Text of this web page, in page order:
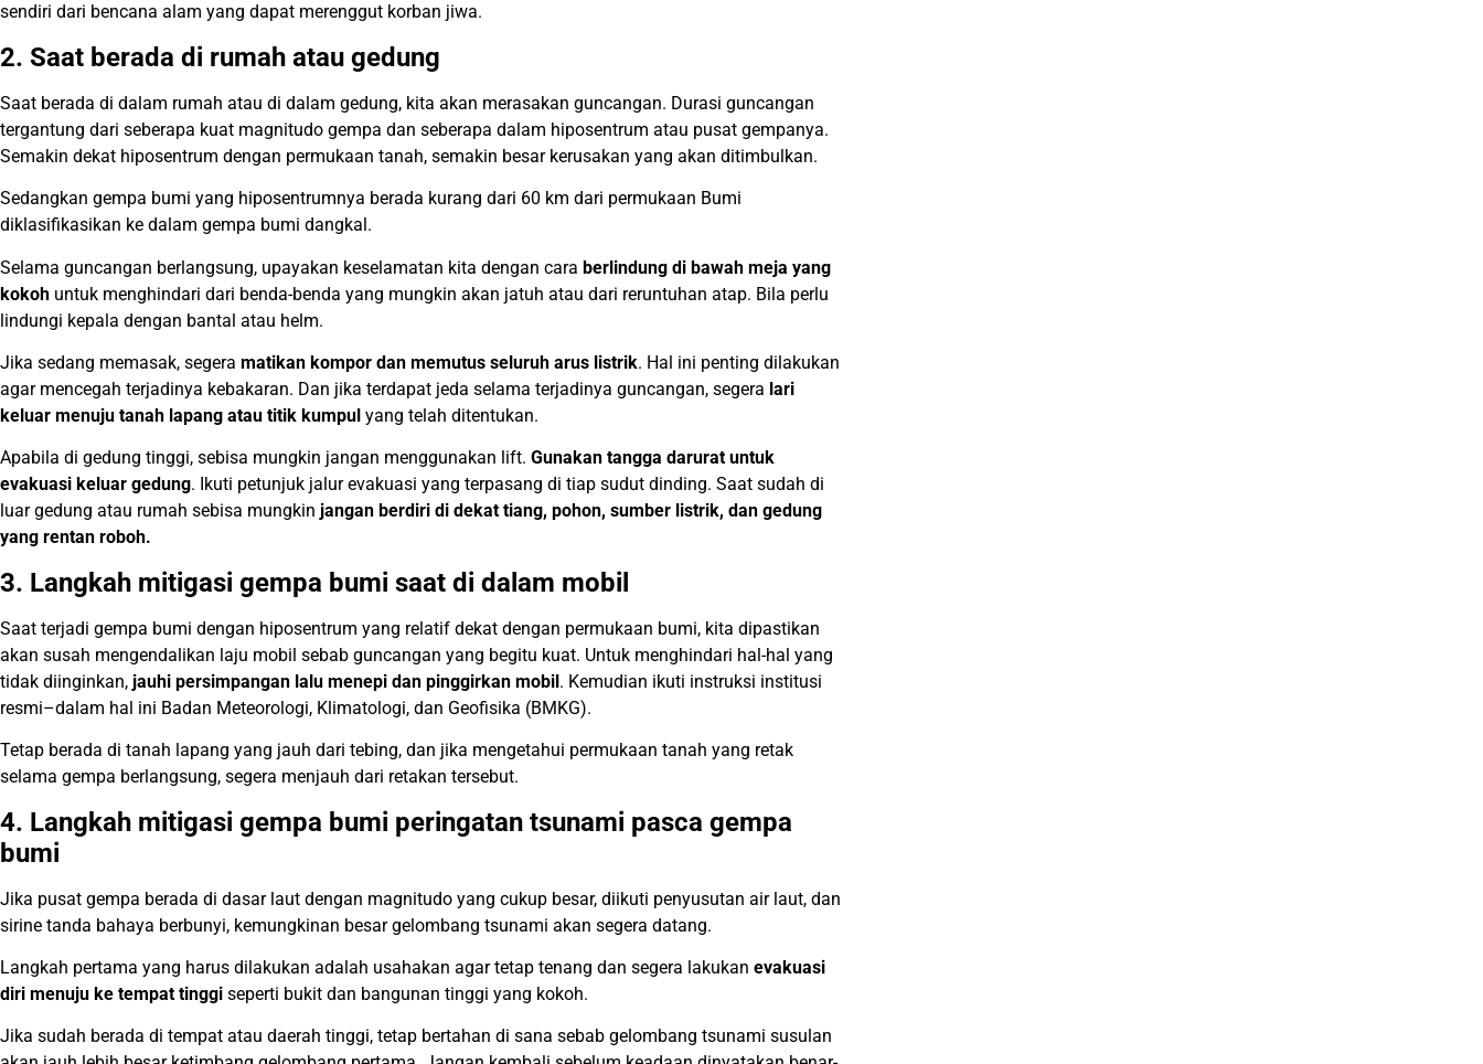
sendiri dari bencana alam yang dapat merenggut korban jiwa.
2. Saat berada di rumah atau gedung
Saat berada di dalam rumah atau di dalam gedung, kita akan merasakan guncangan. Durasi guncangan
tergantung dari seberapa kuat magnitudo gempa dan seberapa dalam hiposentrum atau pusat gempanya.
Semakin dekat hiposentrum dengan permukaan tanah, semakin besar kerusakan yang akan ditimbulkan.
Sedangkan gempa bumi yang hiposentrumnya berada kurang dari 60 km dari permukaan Bumi
diklasifikasikan ke dalam gempa bumi dangkal.
Selama guncangan berlangsung, upayakan keselamatan kita dengan cara berlindung di bawah meja yang
kokoh untuk menghindari dari benda-benda yang mungkin akan jatuh atau dari reruntuhan atap. Bila perlu
lindungi kepala dengan bantal atau helm.
Jika sedang memasak, segera matikan kompor dan memutus seluruh arus listrik. Hal ini penting dilakukan
agar mencegah terjadinya kebakaran. Dan jika terdapat jeda selama terjadinya guncangan, segera lari
keluar menuju tanah lapang atau titik kumpul yang telah ditentukan.
Apabila di gedung tinggi, sebisa mungkin jangan menggunakan lift. Gunakan tangga darurat untuk
evakuasi keluar gedung. Ikuti petunjuk jalur evakuasi yang terpasang di tiap sudut dinding. Saat sudah di
luar gedung atau rumah sebisa mungkin jangan berdiri di dekat tiang, pohon, sumber listrik, dan gedung
yang rentan roboh.
3. Langkah mitigasi gempa bumi saat di dalam mobil
Saat terjadi gempa bumi dengan hiposentrum yang relatif dekat dengan permukaan bumi, kita dipastikan
akan susah mengendalikan laju mobil sebab guncangan yang begitu kuat. Untuk menghindari hal-hal yang
tidak diinginkan, jauhi persimpangan lalu menepi dan pinggirkan mobil. Kemudian ikuti instruksi institusi
resmi–dalam hal ini Badan Meteorologi, Klimatologi, dan Geofisika (BMKG).
Tetap berada di tanah lapang yang jauh dari tebing, dan jika mengetahui permukaan tanah yang retak
selama gempa berlangsung, segera menjauh dari retakan tersebut.
4. Langkah mitigasi gempa bumi peringatan tsunami pasca gempa
bumi
Jika pusat gempa berada di dasar laut dengan magnitudo yang cukup besar, diikuti penyusutan air laut, dan
sirine tanda bahaya berbunyi, kemungkinan besar gelombang tsunami akan segera datang.
Langkah pertama yang harus dilakukan adalah usahakan agar tetap tenang dan segera lakukan evakuasi
diri menuju ke tempat tinggi seperti bukit dan bangunan tinggi yang kokoh.
Jika sudah berada di tempat atau daerah tinggi, tetap bertahan di sana sebab gelombang tsunami susulan